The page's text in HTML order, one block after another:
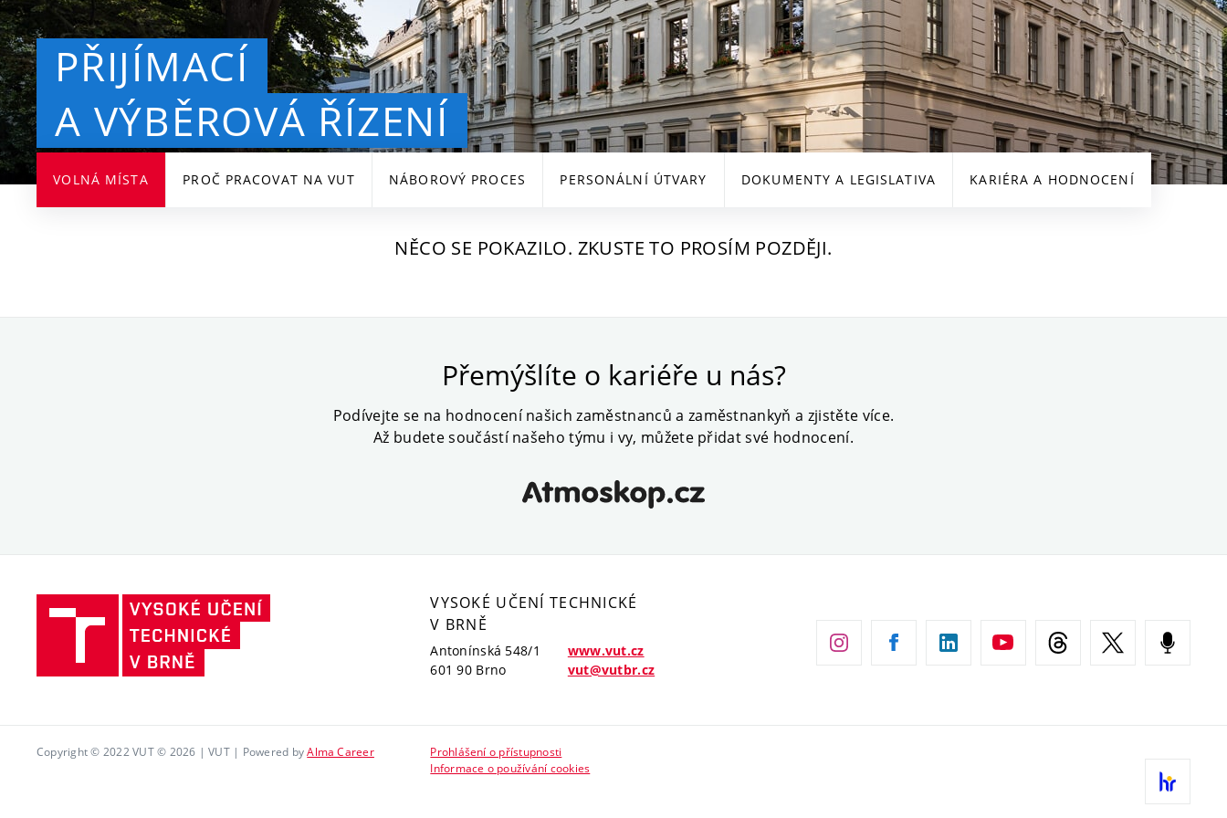
PŘIJÍMACÍ
A VÝBĚROVÁ ŘÍZENÍ
VOLNÁ MÍSTA PROČ PRACOVAT NA VUT NÁBOROVÝ PROCES PERSONÁLNÍ ÚTVARY DOKUMENTY A LEGISLATIVA KARIÉRA A HODNOCENÍ
NĚCO SE POKAZILO. ZKUSTE TO PROSÍM POZDĚJI.
Přemýšlíte o kariéře u nás?
Podívejte se na hodnocení našich zaměstnanců a zaměstnankyň a zjistěte více.
Až budete součástí našeho týmu i vy, můžete přidat své hodnocení.
učení
VYSOKÉ UČENÍ TECHNICKÉ
V BRNĚ
Antonínská 548/1
601 90 Brno
www.vut.cz
vut@vutbr.cz
Copyright © 2022 VUT © 2026 | VUT | Powered byAlma Career
Prohlášení o přístupnosti
Informace o používání cookies